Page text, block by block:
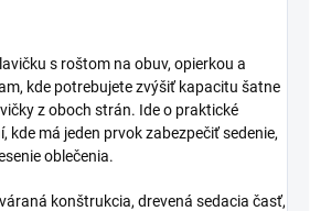
s roštom na obuv, opierkou a
kde potrebujete zvýšiť kapacitu šatne
z oboch strán. Ide o praktické
kde má jeden prvok zabezpečiť sedenie,
oblečenia.
konštrukcia, drevená sedacia časť,